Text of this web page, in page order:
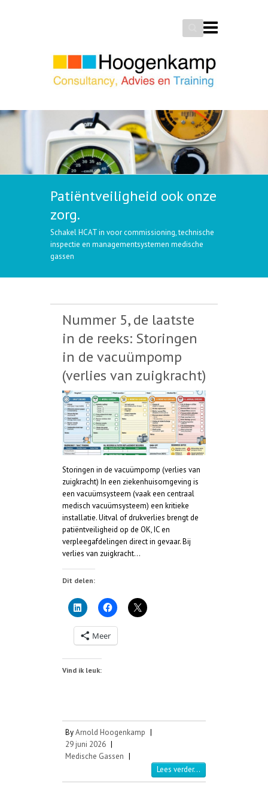
Search
Patiëntveiligheid ook onze
zorg.
Schakel HCAT in voor commissioning, technische
inspectie en managementsystemen medische
gassen
Nummer 5, de laatste
in de reeks: Storingen
in de vacuümpomp
(verlies van zuigkracht)
Storingen in de vacuümpomp (verlies van
zuigkracht) In een ziekenhuisomgeving is
een vacuümsysteem (vaak een centraal
medisch vacuümsysteem) een kritieke
installatie. Uitval of drukverlies brengt de
patiëntveiligheid op de OK, IC en
verpleegafdelingen direct in gevaar. Bij
verlies van zuigkracht…
Dit delen:
Meer
Vind ik leuk:
ByArnold Hoogenkamp |
29 juni 2026 |
Medische Gassen |
Lees verder...